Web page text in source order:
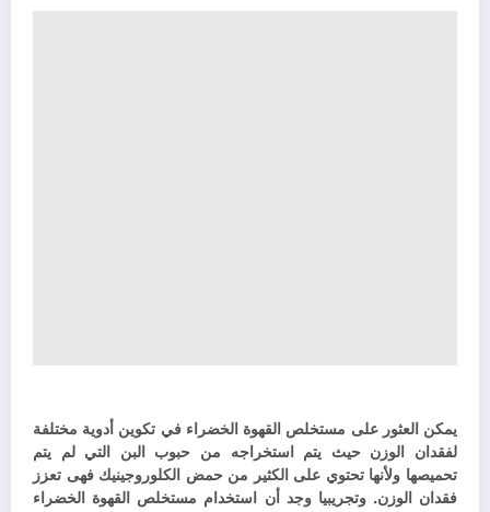
يمكن العثور على مستخلص القهوة الخضراء في تكوين أدوية مختلفة
لفقدان الوزن حيث يتم استخراجه من حبوب البن التي لم يتم
تحميصها ولأنها تحتوي على الكثير من حمض الكلوروجينيك فهى تعزز
فقدان الوزن. وتجريبيا وجد أن استخدام مستخلص القهوة الخضراء